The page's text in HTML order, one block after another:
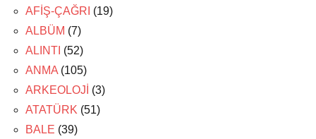
AFİŞ-ÇAĞRI (19)
ALBÜM (7)
ALINTI (52)
ANMA (105)
ARKEOLOJİ (3)
ATATÜRK (51)
BALE (39)